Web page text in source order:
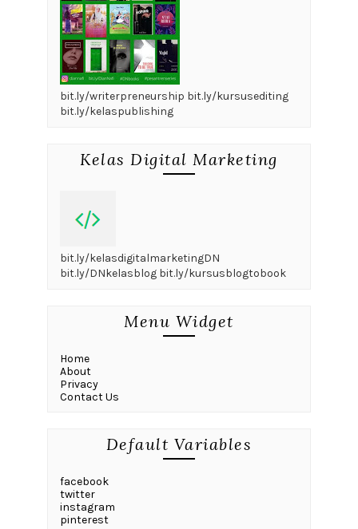
bit.ly/writerpreneurship bit.ly/kursusediting
bit.ly/kelaspublishing
Kelas Digital Marketing
bit.ly/kelasdigitalmarketingDN
bit.ly/DNkelasblog bit.ly/kursusblogtobook
Menu Widget
Home
About
Privacy
Contact Us
Default Variables
facebook
twitter
instagram
pinterest